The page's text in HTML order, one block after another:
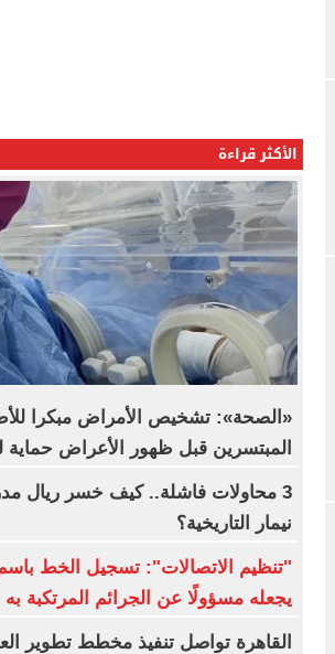
الأكثر قراءة
«الصحة»: تشخيص الأمراض مبكرا
المبتسرين قبل ظهور الأعراض حماية
3 محاولات فاشلة.. كيف خسر ريال
نيمار التاريخية؟
"تنظيم الاتصالات": تسجيل الخط
يجعله مسؤولًا عن الجرائم المرتكبة به
القاهرة تواصل تنفيذ مخطط تطوير